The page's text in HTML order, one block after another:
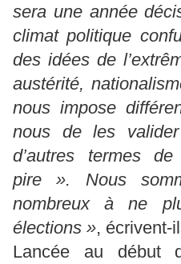
sera une année
climat politique
des idées de
austérité,
nous impose
nous de les
d’autres termes
pire ». Nous
nombreux à ne
élections », écrivent-
Lancée au début